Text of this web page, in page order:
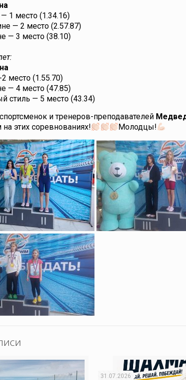
1 место (1.34.16)
— 2 место (2.57.87)
— 3 место (38.10)
место (1.55.70)
— 4 место (47.85)
стиль — 5 место (43.34)
и тренеров-преподавателей
этих соревнованиях!
Молодцы!
31.07.2026